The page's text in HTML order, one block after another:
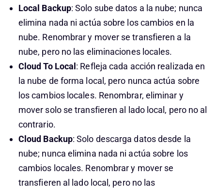
Local Backup: Solo sube datos a la nube; nunca
elimina nada ni actúa sobre los cambios en la
nube. Renombrar y mover se transfieren a la
nube, pero no las eliminaciones locales.
Cloud To Local: Refleja cada acción realizada en
la nube de forma local, pero nunca actúa sobre
los cambios locales. Renombrar, eliminar y
mover solo se transfieren al lado local, pero no al
contrario.
Cloud Backup: Solo descarga datos desde la
nube; nunca elimina nada ni actúa sobre los
cambios locales. Renombrar y mover se
transfieren al lado local, pero no las